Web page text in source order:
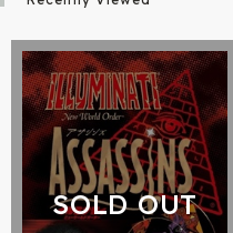
SOLD OUT